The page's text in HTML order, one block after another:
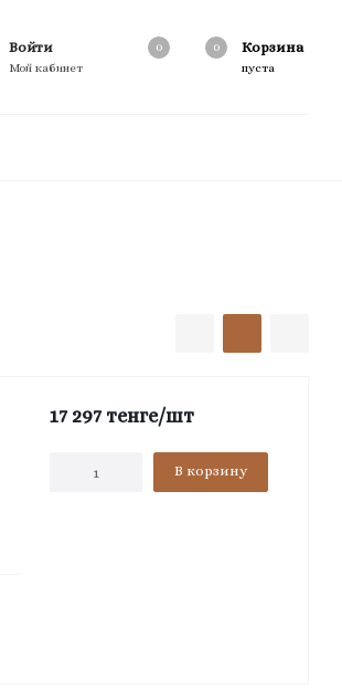
0 Корзина
0
пуста
0
Войти
Мой кабинет
17 297тенге/шт
В корзину